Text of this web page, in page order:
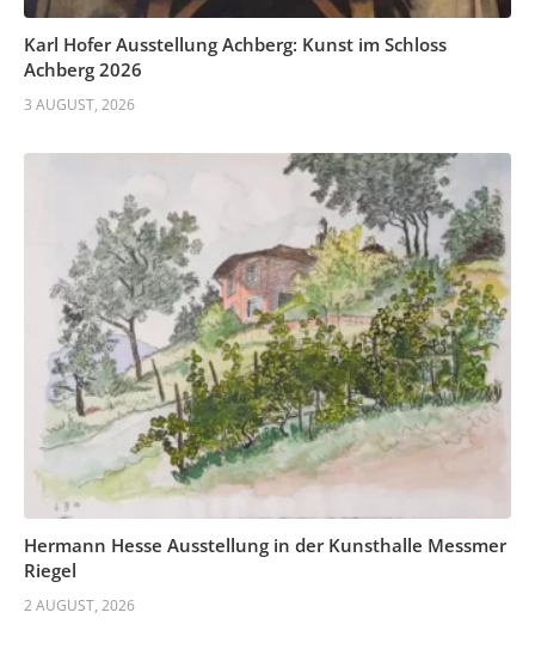
Karl Hofer Ausstellung Achberg: Kunst im Schloss
Achberg 2026
3 AUGUST, 2026
Hermann Hesse Ausstellung in der Kunsthalle Messmer
Riegel
2 AUGUST, 2026